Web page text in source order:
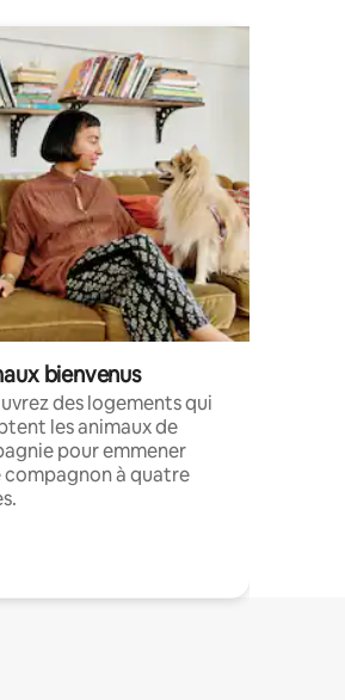
bienvenus
des logements qui
les animaux de
pour emmener
à quatre